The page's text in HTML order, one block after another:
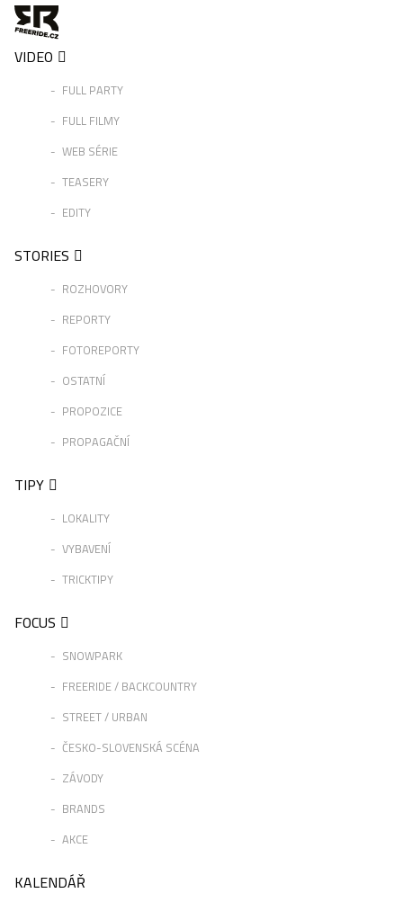
VIDEO
FULL PARTY
FULL FILMY
WEB SÉRIE
TEASERY
EDITY
STORIES
ROZHOVORY
REPORTY
FOTOREPORTY
OSTATNÍ
PROPOZICE
PROPAGAČNÍ
TIPY
LOKALITY
VYBAVENÍ
TRICKTIPY
FOCUS
SNOWPARK
FREERIDE / BACKCOUNTRY
STREET / URBAN
ČESKO-SLOVENSKÁ SCÉNA
ZÁVODY
BRANDS
AKCE
KALENDÁŘ